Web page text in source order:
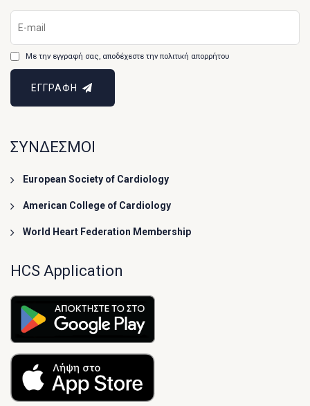
Με την εγγραφή σας, αποδέχεστε την πολιτική απορρήτου
ΕΓΓΡΑΦΗ
ΣΥΝΔΕΣΜΟΙ
European Society of Cardiology
American College of Cardiology
World Heart Federation Membership
HCS Application